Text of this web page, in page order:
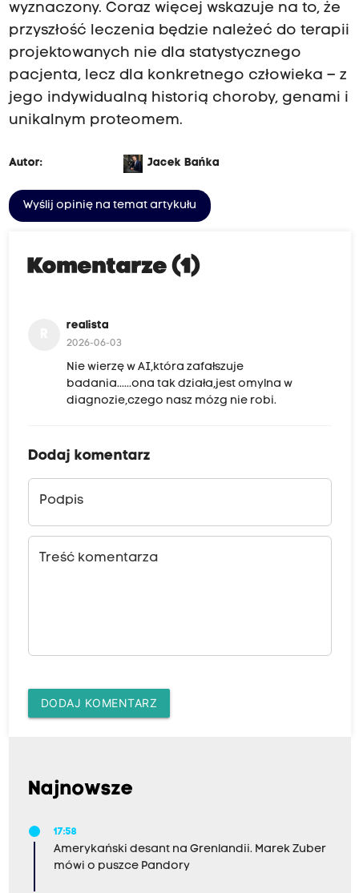
wyznaczony. Coraz więcej wskazuje na to, że
przyszłość leczenia będzie należeć do terapii
projektowanych nie dla statystycznego
pacjenta, lecz dla konkretnego człowieka – z
jego indywidualną historią choroby, genami i
unikalnym proteomem.
Autor: Jacek Bańka
Wyślij opinię na temat artykułu
Komentarze (1)
realista
2026-06-03
Nie wierzę w AI,która zafałszuje
badania......ona tak działa,jest omylna w
diagnozie,czego nasz mózg nie robi.
Dodaj komentarz
Podpis
Treść komentarza
DODAJ KOMENTARZ
Najnowsze
17:58
Amerykański desant na Grenlandii. Marek Zuber
mówi o puszce Pandory